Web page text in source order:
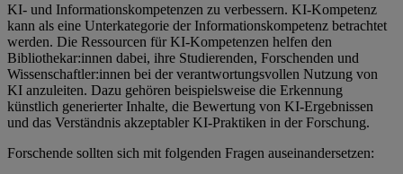
KI- und Informationskompetenzen zu verbessern. KI-Kompetenz
kann als eine Unterkategorie der Informationskompetenz betrachtet
werden. Die Ressourcen für KI-Kompetenzen helfen den
Bibliothekar:innen dabei, ihre Studierenden, Forschenden und
Wissenschaftler:innen bei der verantwortungsvollen Nutzung von
KI anzuleiten. Dazu gehören beispielsweise die Erkennung
künstlich generierter Inhalte, die Bewertung von KI-Ergebnissen
und das Verständnis akzeptabler KI-Praktiken in der Forschung.
Forschende sollten sich mit folgenden Fragen auseinandersetzen: